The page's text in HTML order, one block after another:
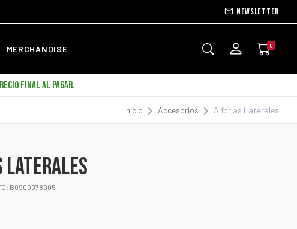
Newsletter
MERCHANDISE 0
FINAL AL PAGAR.
Inicio Accesorios Alforjas Laterales
LATERALES
B0900078005